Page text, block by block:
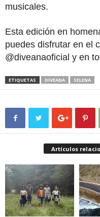
musicales.
Esta edición en
puedes disfrutar en el
@diveanaoficial y en
ETIQUETAS DIVEANA SELENA
Artículos